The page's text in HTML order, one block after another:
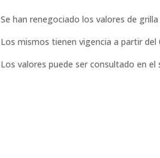
Se han renegociado los valores de
Los mismos tienen vigencia a partir del
Los valores puede ser consultado en